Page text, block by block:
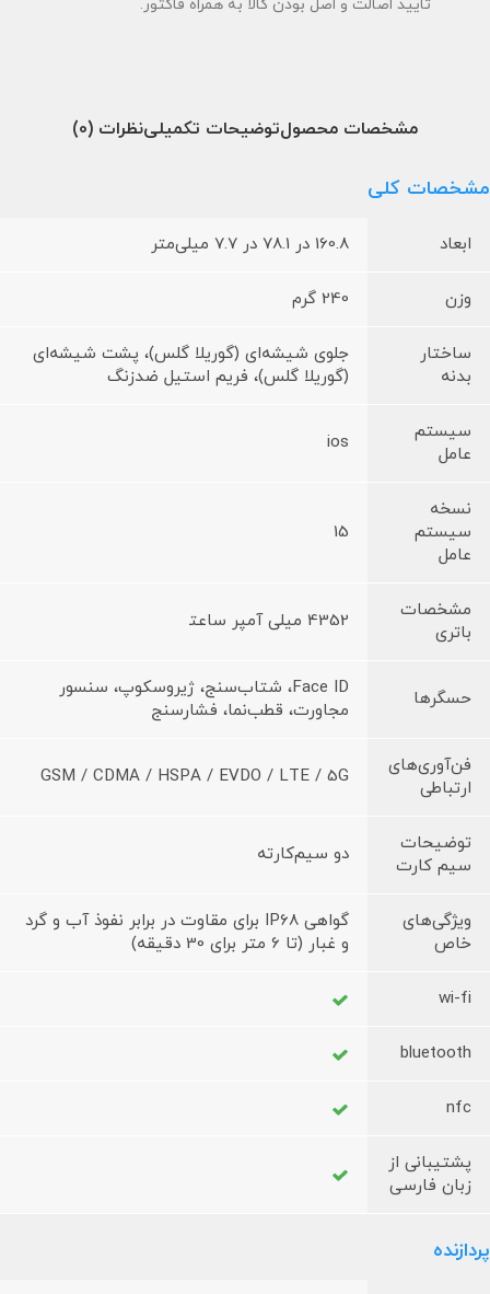
تایید اصالت و اصل بودن کالا به همراه فاکتور.
مشخصات محصولتوضیحات تکمیلینظرات (0)
مشخصات کلی
ابعاد 160.8 در 78.1 در 7.7 میلی‌متر
وزن 240 گرم
ساختار
بدنه
جلوی شیشه‌ای (گوریلا گلس)، پشت شیشه‌ای
(گوریلا گلس)، فریم استیل ضدزنگ
سیستم
عامل
ios
نسخه
سیستم
عامل
15
مشخصات
باتری
4352 میلی آمپر ساعت‍
حسگرها
Face ID، شتاب‌سنج، ژیروسکوپ، سنسور
مجاورت، قطب‌نما، فشارسنج
فن‌آوری‌های
ارتباطی
GSM / CDMA / HSPA / EVDO / LTE / 5G
توضیحات
سیم کارت
دو سیم‌کارته
ویژگی‌های
خاص
گواهی IP68 برای مقاوت در برابر نفوذ آب و گرد
و غبار (تا 6 متر برای 30 دقیقه)
wi-fi
bluetooth
nfc
پشتیبانی از
زبان فارسی
پردازنده